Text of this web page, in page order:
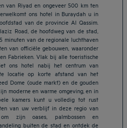
van Riyad en ongeveer 500 km ten
ons hotel in Buraydah u in
van de provincie Al Qassim.
Road, de hoofdweg van de stad,
minuten van de regionale luchthaven
van officiële gebouwen, waaronder
Fabrieken. Vlak bij alle toeristische
ons hotel nabij het centrum van
locatie op korte afstand van het
Dome (oude markt) en de gouden
moderne en warme omgeving, en in
kamers kunt u volledig tot rust
van uw verblijf in deze regio van
om zijn oases, palmbossen en
buiten de stad en ontdek de